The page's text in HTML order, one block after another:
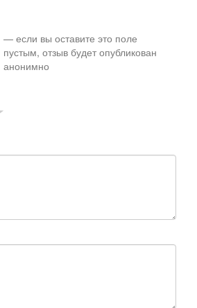
— если вы оставите это поле
пустым, отзыв будет опубликован
анонимно